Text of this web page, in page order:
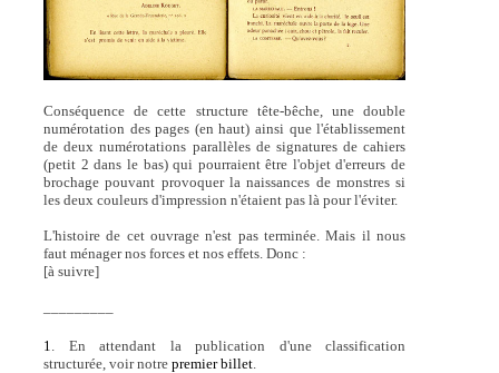
Conséquence de cette structure tête-bêche, une double
numérotation des pages (en haut) ainsi que l'établissement
de deux numérotations parallèles de signatures de cahiers
(petit 2 dans le bas) qui pourraient être l'objet d'erreurs de
brochage pouvant provoquer la naissances de monstres si
les deux couleurs d'impression n'étaient pas là pour l'éviter.
L'histoire de cet ouvrage n'est pas terminée. Mais il nous
faut ménager nos forces et nos effets. Donc :
[à suivre]
1. En attendant la publication d'une classification
structurée, voir notrepremier billet.